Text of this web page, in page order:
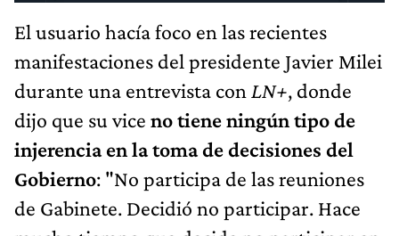
El usuario hacía foco en las recientes
manifestaciones del presidente Javier Milei
durante una entrevista con LN+, donde
dijo que su vice no tiene ningún tipo de
injerencia en la toma de decisiones del
Gobierno: "No participa de las reuniones
de Gabinete. Decidió no participar. Hace